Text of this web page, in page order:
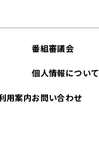
年06月
用案内
番組審議会
個人情報について
お問い合わせ